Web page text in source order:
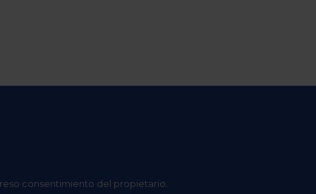
consentimiento del propietario.